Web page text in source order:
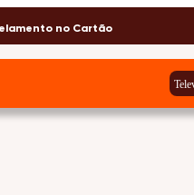
no Cartão